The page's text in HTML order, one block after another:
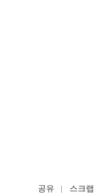
공유 스크랩